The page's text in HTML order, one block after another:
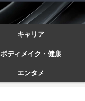
キャリア
ボディメイク・健康
エンタメ